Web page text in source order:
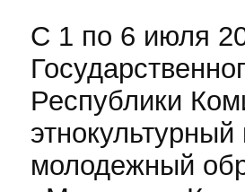
С 1 по 6 июля
Республики
молодежный